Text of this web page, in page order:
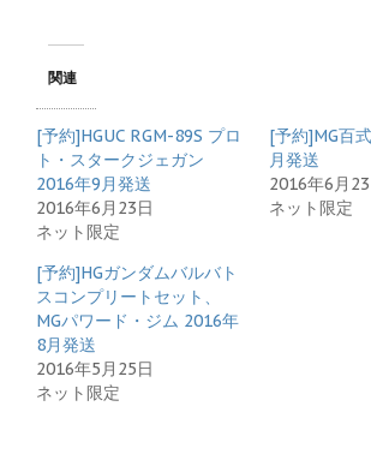
関連
[予約]HGUC RGM-89S プロ
ト・スタークジェガン
2016年9月発送
2016年6月23日
ネット限定
[予約]MG百
月発送
2016年6月
ネット限定
[予約]HGガンダムバルバト
スコンプリートセット、
MGパワード・ジム 2016年
8月発送
2016年5月25日
ネット限定